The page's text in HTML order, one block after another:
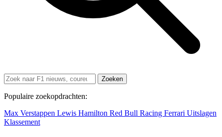
Zoeken
Populaire zoekopdrachten:
Max Verstappen Lewis Hamilton Red Bull Racing Ferrari Uitslagen
Klassement